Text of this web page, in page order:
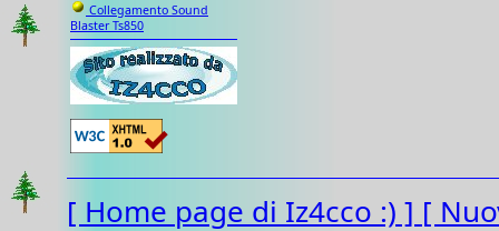
Collegamento Sound
Blaster Ts850
[ Home page di Iz4cco :) ] [